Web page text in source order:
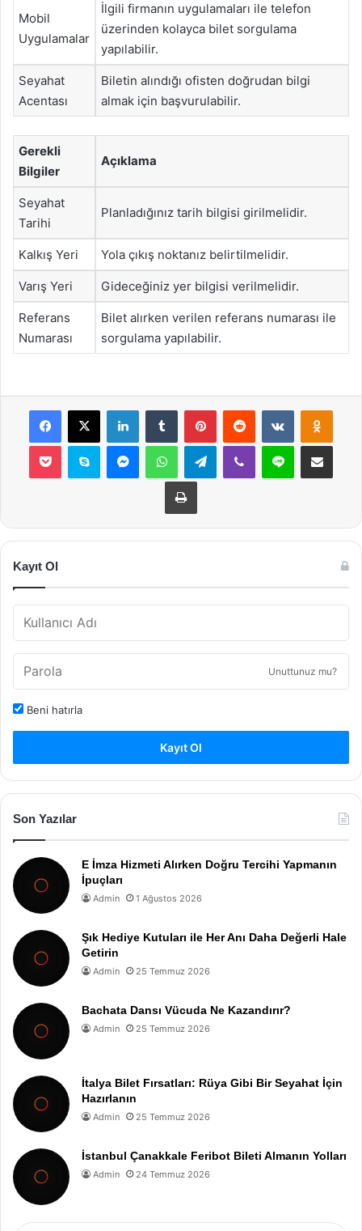
Mobil
Uygulamalar
İlgili firmanın uygulamaları ile telefon
üzerinden kolayca bilet sorgulama
yapılabilir.
Seyahat
Acentası
Biletin alındığı ofisten doğrudan bilgi
almak için başvurulabilir.
Gerekli
Bilgiler
Açıklama
Seyahat
Tarihi
Planladığınız tarih bilgisi girilmelidir.
Kalkış Yeri Yola çıkış noktanız belirtilmelidir.
Varış Yeri Gideceğiniz yer bilgisi verilmelidir.
Referans
Numarası
Bilet alırken verilen referans numarası ile
sorgulama yapılabilir.
Facebook
X LinkedInTumblr PinterestReddit VKontakte
Pocket Skype MessengerWhatsAppTelegramViber Line E-Posta ile
Yazdır
Kayıt Ol
Unuttunuz mu?
Beni hatırla
Kayıt Ol
Son Yazılar
E İmza Hizmeti Alırken Doğru Tercihi Yapmanın
İpuçları
Admin 1 Ağustos 2026
Şık Hediye Kutuları ile Her Anı Daha Değerli Hale
Getirin
Admin 25 Temmuz 2026
Bachata Dansı Vücuda Ne Kazandırır?
Admin 25 Temmuz 2026
İtalya Bilet Fırsatları: Rüya Gibi Bir Seyahat İçin
Hazırlanın
Admin 25 Temmuz 2026
İstanbul Çanakkale Feribot Bileti Almanın Yolları
Admin 24 Temmuz 2026